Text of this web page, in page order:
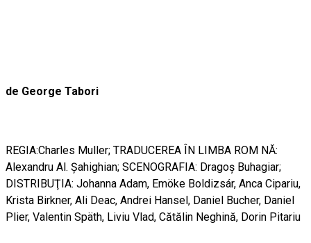
de George Tabori
REGIA:Charles Muller; TRADUCEREA ÎN LIMBA ROM NĂ:
Alexandru Al. Şahighian; SCENOGRAFIA: Dragoş Buhagiar;
DISTRIBUŢIA: Johanna Adam, Emöke Boldizsár, Anca Cipariu,
Krista Birkner, Ali Deac, Andrei Hansel, Daniel Bucher, Daniel
Plier, Valentin Späth, Liviu Vlad, Cătălin Neghină, Dorin Pitariu